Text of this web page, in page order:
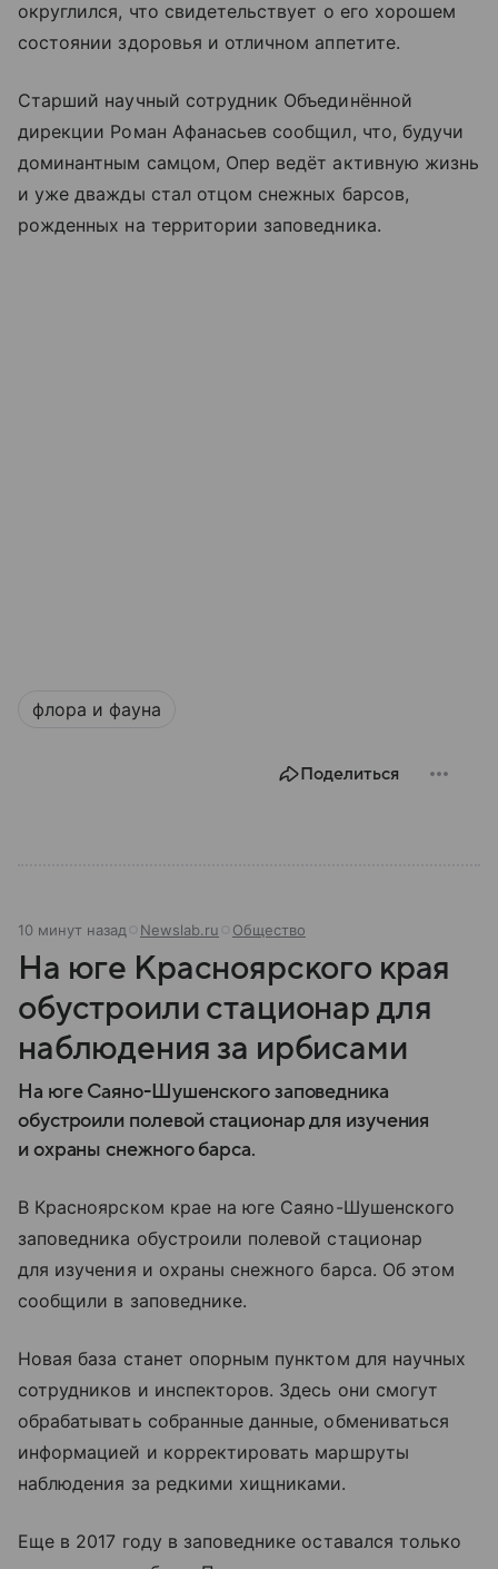
округлился, что свидетельствует о его хорошем
состоянии здоровья и отличном аппетите.
Старший научный сотрудник Объединённой
дирекции Роман Афанасьев сообщил, что, будучи
доминантным самцом, Опер ведёт активную жизнь
и уже дважды стал отцом снежных барсов,
рожденных на территории заповедника.
флора и фауна
Поделиться
10 минут назад Newslab.ru Общество
На юге Красноярского края
обустроили стационар для
наблюдения за ирбисами
На юге Саяно-Шушенского заповедника
обустроили полевой стационар для изучения
и охраны снежного барса.
В Красноярском крае на юге Саяно-Шушенского
заповедника обустроили полевой стационар
для изучения и охраны снежного барса. Об этом
сообщили в заповеднике.
Новая база станет опорным пунктом для научных
сотрудников и инспекторов. Здесь они смогут
обрабатывать собранные данные, обмениваться
информацией и корректировать маршруты
наблюдения за редкими хищниками.
Еще в 2017 году в заповеднике оставался только